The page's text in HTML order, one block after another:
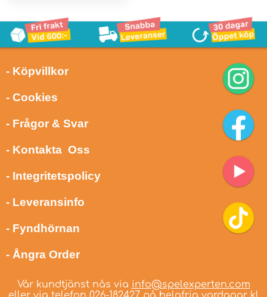
- Köpvillkor
- Cookies
- Frågor & Svar
- Kontakta Oss
- Integritetspolicy
- Leveransinfo
- Fyndhörnan
- Ångra Order
Vår kundtjänst nås via info@spelexperten.com